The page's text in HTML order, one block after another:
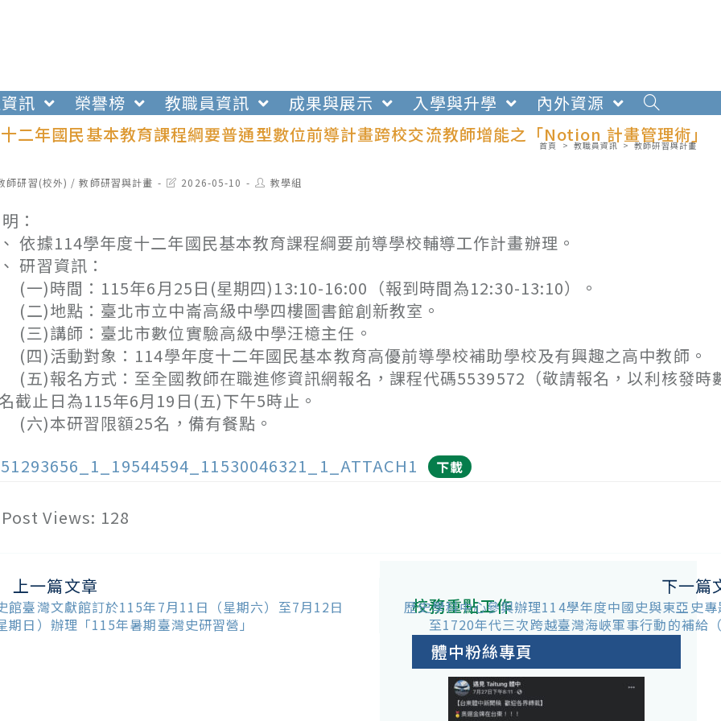
訊 榮譽榜 教職員資訊 成果與展示 入學與升學
內外資源
二年國民基本教育課程綱要普通型數位前導計畫跨校交流教師增能之「Notion 計畫管理術」
首頁 > 教職員資訊 > 教師研習與計畫
師研習(校外) / 教師研習與計畫
Post2026-05-10
Post教學組
：
依據114學年度十二年國民基本教育課程綱要前導學校輔導工作計畫辦理。
研習資訊：
)時間：115年6月25日(星期四)13:10-16:00（報到時間為12:30-13:10）。
)地點：臺北市立中崙高級中學四樓圖書館創新教室。
)講師：臺北市數位實驗高級中學汪檍主任。
)活動對象：114學年度十二年國民基本教育高優前導學校補助學校及有興趣之高中教師。
)報名方式：至全國教師在職進修資訊網報名，課程代碼5539572（敬請報名，以利核發時
截止日為115年6月19日(五)下午5時止。
)本研習限額25名，備有餐點。
下載
Post Views: 128
上一篇文章
館臺灣文獻館訂於115年7月11日（星期六）至7月12日
期日）辦理「115年暑期臺灣史研習營」
下一篇
歷史學科中心參與辦理114學年度中國史與東亞史
至1720年代三次跨越臺灣海峽軍事行動的補給
校務重點工作
體中粉絲專頁